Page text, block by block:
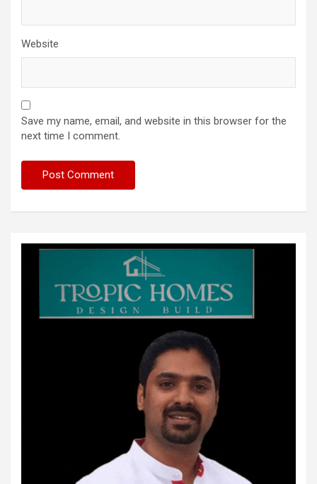
Website
Save my name, email, and website in this browser for the
next time I comment.